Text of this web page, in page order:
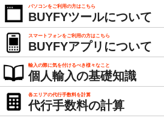
パソコンをご利用の方はこちら
BUYFYツールについて
スマートフォンをご利用の方はこちら
BUYFYアプリについて
輸入の際に気を付けるべき様々なこと
個人輸入の基礎知識
各エリアの代行手数料を計算
代行手数料の計算